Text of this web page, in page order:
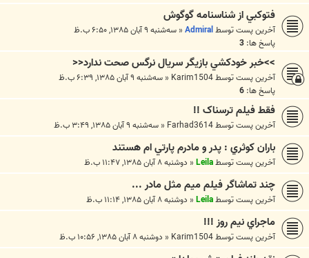
فتوکبي از شناسنامه گوگوش
آخرین پست توسطAdmiral
« سه‌شنبه ۹ آبان ۱۳۸۵, ۶:۵۰ ب.ظ
پاسخ ها: 3
>>خبر خودكشي بازيگر سريال نرگس صحت ندارد<<
آخرین پست توسطKarim1504
« سه‌شنبه ۹ آبان ۱۳۸۵, ۶:۳۹ ب.ظ
پاسخ ها: 6
فقط فيلم ترسناک !!
آخرین پست توسطFarhad3614
« سه‌شنبه ۹ آبان ۱۳۸۵, ۳:۴۹ ب.ظ
باران كوثري : پدر و مادرم پارتي ام هستند
آخرین پست توسطLeila
« دوشنبه ۸ آبان ۱۳۸۵, ۱۱:۴۷ ب.ظ
چند تماشاگر فيلم ميم مثل مادر ...
آخرین پست توسطLeila
« دوشنبه ۸ آبان ۱۳۸۵, ۱۱:۱۴ ب.ظ
ماجراي نيم روز !!!
آخرین پست توسطKarim1504
« دوشنبه ۸ آبان ۱۳۸۵, ۱۰:۵۶ ب.ظ